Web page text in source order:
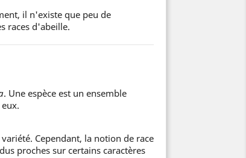
il n'existe que peu de
races d'abeille.
. Une espèce est un ensemble
Cependant, la notion de race
proches sur certains caractères